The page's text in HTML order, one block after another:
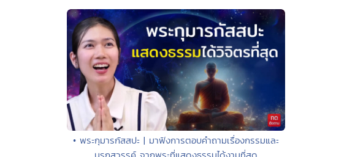
• พระกุมารกัสสปะ | มาฟังการตอบคำถามเรื่องกรรมและ